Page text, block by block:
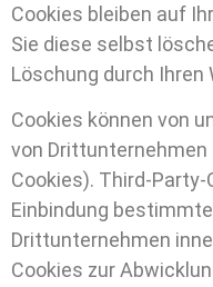
Cookies bleiben auf
Sie diese selbst
Löschung durch
Cookies können von
von
Cookies). Third-
Einbindung
Drittunternehmen
Cookies zur